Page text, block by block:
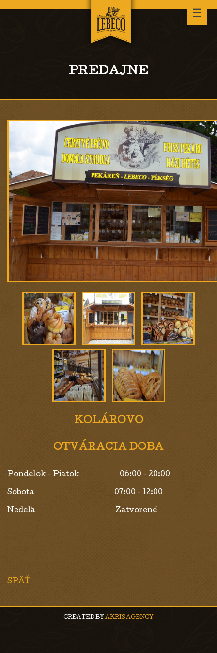
☰
PREDAJNE
KOLÁROVO
OTVÁRACIA DOBA
Pondelok - Piatok 06:00 - 20:00
Sobota 07:00 - 12:00
Nedeľa Zatvorené
SPÄŤ
CREATED BY AKRIS AGENCY